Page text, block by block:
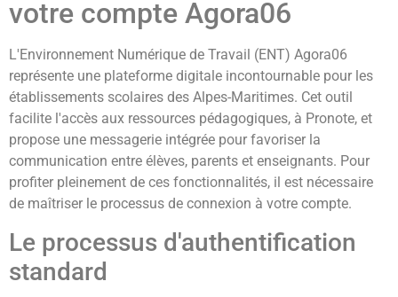
votre compte Agora06
L'Environnement Numérique de Travail (ENT) Agora06
représente une plateforme digitale incontournable pour les
établissements scolaires des Alpes-Maritimes. Cet outil
facilite l'accès aux ressources pédagogiques, à Pronote, et
propose une messagerie intégrée pour favoriser la
communication entre élèves, parents et enseignants. Pour
profiter pleinement de ces fonctionnalités, il est nécessaire
de maîtriser le processus de connexion à votre compte.
Le processus d'authentification
standard